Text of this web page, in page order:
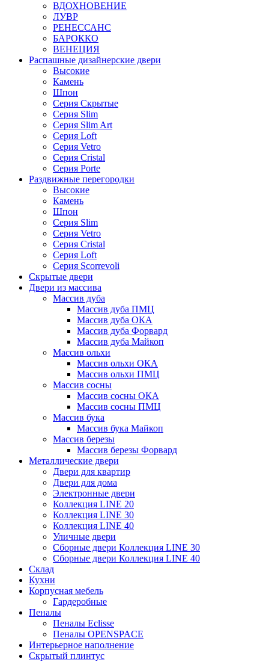
ВДОХНОВЕНИЕ
ЛУВР
РЕНЕССАНС
БАРОККО
ВЕНЕЦИЯ
Распашные дизайнерские двери
Высокие
Камень
Шпон
Серия Скрытые
Серия Slim
Серия Slim Art
Серия Loft
Серия Vetro
Серия Cristal
Серия Porte
Раздвижные перегородки
Высокие
Камень
Шпон
Серия Slim
Серия Vetro
Серия Cristal
Серия Loft
Серия Scorrevoli
Скрытые двери
Двери из массива
Массив дуба
Массив дуба ПМЦ
Массив дуба ОКА
Массив дуба Форвард
Массив дуба Майкоп
Массив ольхи
Массив ольхи ОКА
Массив ольхи ПМЦ
Массив сосны
Массив сосны ОКА
Массив сосны ПМЦ
Массив бука
Массив бука Майкоп
Массив березы
Массив березы Форвард
Металлические двери
Двери для квартир
Двери для дома
Электронные двери
Коллекция LINE 20
Коллекция LINE 30
Коллекция LINE 40
Уличные двери
Сборные двери Коллекция LINE 30
Сборные двери Коллекция LINE 40
Склад
Кухни
Корпусная мебель
Гардеробные
Пеналы
Пеналы Eclisse
Пеналы OPENSPACE
Интерьерное наполнение
Скрытый плинтус